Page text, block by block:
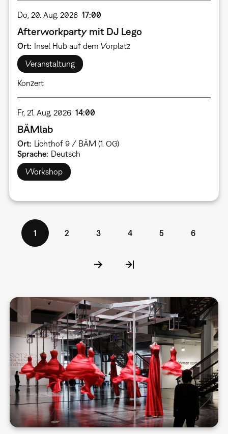
Do, 20. Aug. 2026 17:00
Afterworkparty mit DJ Lego
Ort Insel Hub auf dem Vorplatz
Veranstaltung
Konzert
Fr, 21. Aug. 2026 14:00
BÄMlab
Ort Lichthof 9 / BÄM (1. OG)
Sprache Deutsch
Workshop
Aktuelle
Seite
1 Seite
2 Seite
3 Seite
4 Seite
5 Seite
6